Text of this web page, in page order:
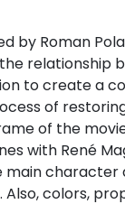
by Roman
relationship
to create a
of
of the
with René
character
colors,